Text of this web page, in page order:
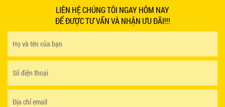
750.000 VNĐ
GHẾ EAMES - GHẾ NHỰA CAFE CHÂN GỖ GIÁ RẺ
LIÊN HỆ CHÚNG TÔI NGAY HÔM NAY
ĐỂ ĐƯỢC TƯ VẤN VÀ NHẬN ƯU ĐÃI!!!